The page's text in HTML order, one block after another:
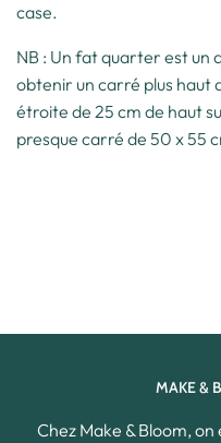
case.
NB : Un fat quarter est un
obtenir un carré plus haut
étroite de 25 cm de haut
presque carré de 50 x 55
MAKE &
Chez Make & Bloom,